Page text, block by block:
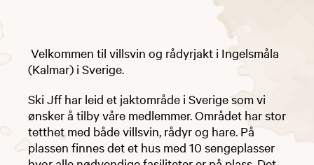
​​​ Velkommen til villsvin og rådyrjakt i Ingelsmåla
(Kalmar) i Sverige.
Ski Jff har leid et jaktområde i Sverige som vi
ønsker å tilby våre medlemmer. Området har stor
tetthet med både villsvin, rådyr og hare. På
plassen finnes det et hus med 10 sengeplasser